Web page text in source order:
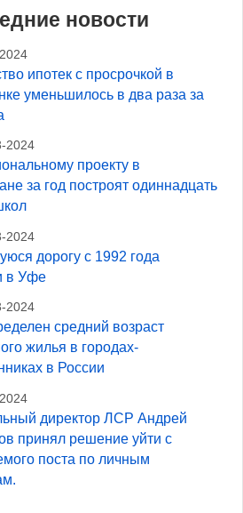
новости
ипотек с просрочкой в
уменьшилось в два раза за
2024
проекту в
за год построят одиннадцать
2024
дорогу с 1992 года
в Уфе
2024
средний возраст
жилья в городах-
в России
директор ЛСР Андрей
принял решение уйти с
поста по личным